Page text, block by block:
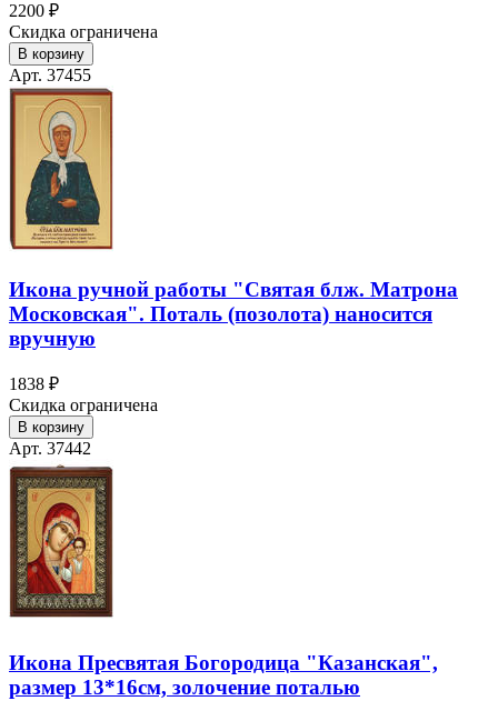
2200 ₽
Скидка ограничена
В корзину
Арт. 37455
Икона ручной работы "Святая блж. Матрона
Московская". Поталь (позолота) наносится
вручную
1838 ₽
Скидка ограничена
В корзину
Арт. 37442
Икона Пресвятая Богородица "Казанская",
размер 13*16см, золочение поталью